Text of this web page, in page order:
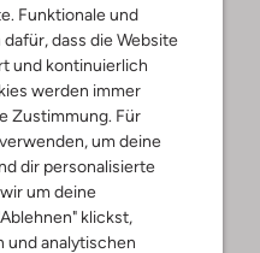
Funktionale und
dass die Website
und kontinuierlich
werden immer
Zustimmung. Für
um deine
dir personalisierte
um deine
klickst,
und analytischen